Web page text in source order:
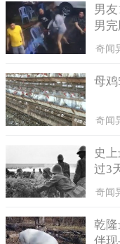
男
男完
奇闻
母
奇闻
史
过3
奇闻
乾
伴